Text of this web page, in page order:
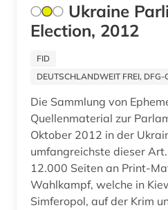
separatismus (1)
social media (2)
sowjetunion (10)
sprache (2)
sprachwissenschaft (1)
strahlenunfall (2)
Ukraine
Election, 2012
FID
DEUTSCHLANDWEIT FREI, DFG-
Die Sammlung von
Quellenmaterial zur
Oktober 2012 in der
umfangreichste dieser
12.000 Seiten an Print-
Wahlkampf, welche in
Simferopol, auf der Krim